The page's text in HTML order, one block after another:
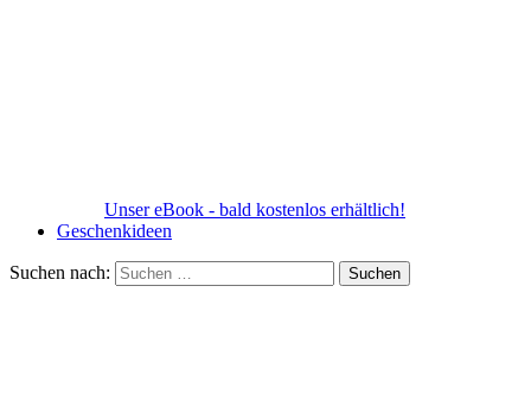
Unser eBook - bald kostenlos erhältlich!
Geschenkideen
Suchen nach: